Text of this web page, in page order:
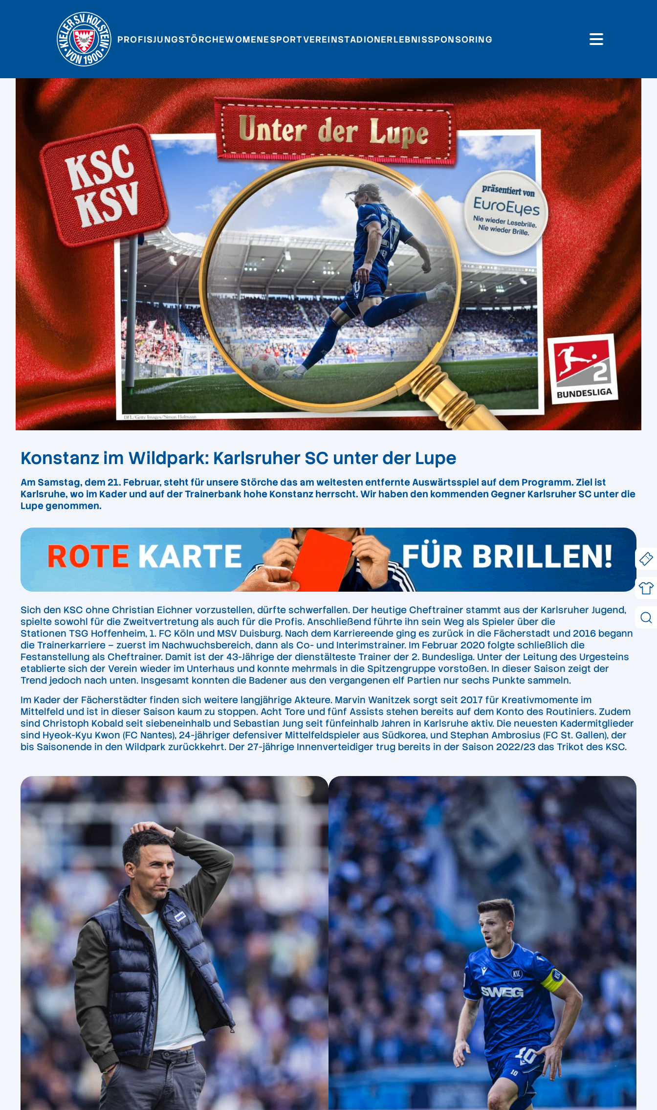
PROFISJUNGSTÖRCHEWOMENESPORTVEREINSTADIONERLEBNISSPONSORING
Konstanz im Wildpark: Karlsruher SC unter der Lupe
Am Samstag, dem 21. Februar, steht für unsere Störche das am weitesten entfernte Auswärtsspiel auf dem Programm. Ziel ist
Karlsruhe, wo im Kader und auf der Trainerbank hohe Konstanz herrscht. Wir haben den kommenden Gegner Karlsruher SC unter die
Lupe genommen.
Sich den KSC ohne Christian Eichner vorzustellen, dürfte schwerfallen. Der heutige Cheftrainer stammt aus der Karlsruher Jugend,
spielte sowohl für die Zweitvertretung als auch für die Profis. Anschließend führte ihn sein Weg als Spieler über die
Stationen TSG Hoffenheim, 1. FC Köln und MSV Duisburg. Nach dem Karriereende ging es zurück in die Fächerstadt und 2016 begann
die Trainerkarriere – zuerst im Nachwuchsbereich, dann als Co- und Interimstrainer. Im Februar 2020 folgte schließlich die
Festanstellung als Cheftrainer. Damit ist der 43-Jährige der dienstälteste Trainer der 2. Bundesliga. Unter der Leitung des Urgesteins
etablierte sich der Verein wieder im Unterhaus und konnte mehrmals in die Spitzengruppe vorstoßen. In dieser Saison zeigt der
Trend jedoch nach unten. Insgesamt konnten die Badener aus den vergangenen elf Partien nur sechs Punkte sammeln.
Im Kader der Fächerstädter finden sich weitere langjährige Akteure. Marvin Wanitzek sorgt seit 2017 für Kreativmomente im
Mittelfeld und ist in dieser Saison kaum zu stoppen. Acht Tore und fünf Assists stehen bereits auf dem Konto des Routiniers. Zudem
sind Christoph Kobald seit siebeneinhalb und Sebastian Jung seit fünfeinhalb Jahren in Karlsruhe aktiv. Die neuesten Kadermitglieder
sind Hyeok-Kyu Kwon (FC Nantes), 24-jähriger defensiver Mittelfeldspieler aus Südkorea, und Stephan Ambrosius (FC St. Gallen), der
bis Saisonende in den Wildpark zurückkehrt. Der 27-jährige Innenverteidiger trug bereits in der Saison 2022/23 das Trikot des KSC.